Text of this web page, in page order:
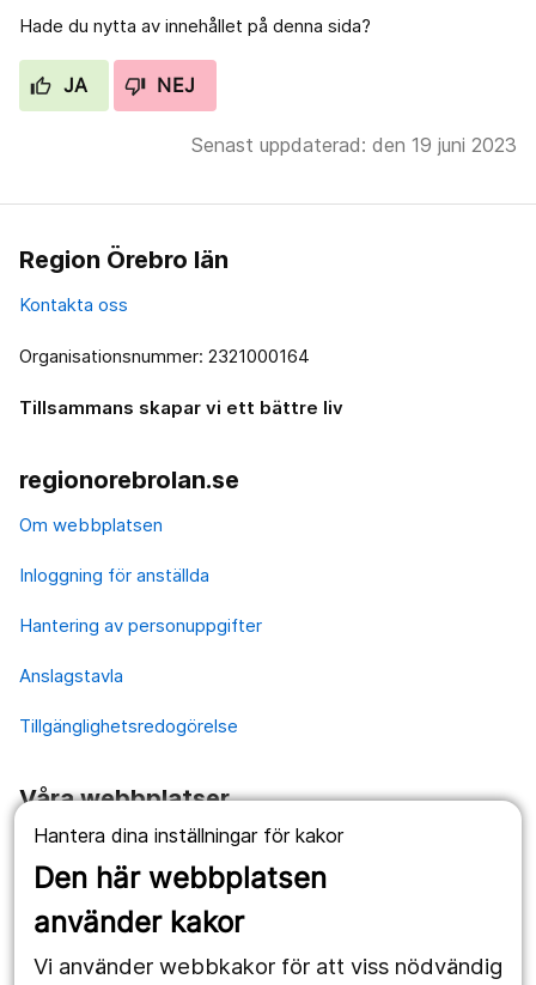
Hantera dina inställningar för kakor
Den här webbplatsen
använder kakor
Vi använder webbkakor för att viss nödvändig
Hade du nytta av innehållet på denna sida?
JA NEJ
Senast uppdaterad: den 19 juni 2023
Region Örebro län
Kontakta oss
Organisationsnummer: 2321000164
Tillsammans skapar vi ett bättre liv
regionorebrolan.se
Om webbplatsen
Inloggning för anställda
Hantering av personuppgifter
Anslagstavla
Tillgänglighetsredogörelse
Våra webbplatser
1177.se
Länstrafiken